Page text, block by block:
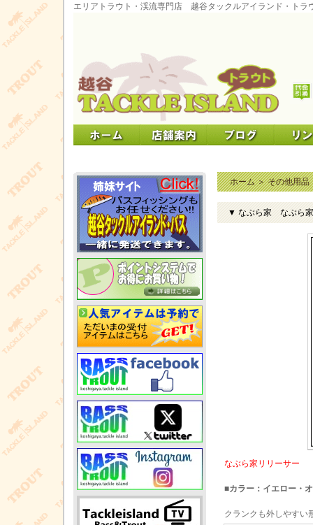
エリアトラウト・渓流専門店 越谷タックルアイランド・トラ
ホーム＞その他用品
▼ なぶら家 なぶら
なぶら家リリーサー
■カラー：イエロー・
クランクも外しやすい